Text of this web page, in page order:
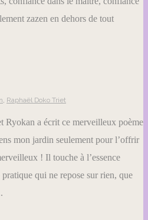
zazen en dehors de tout
, Raphaël Doko Triet
Ryokan a écrit ce merveilleux poème
mon jardin seulement pour l’offrir
! Il touche à l’essence
qui ne repose sur rien, que